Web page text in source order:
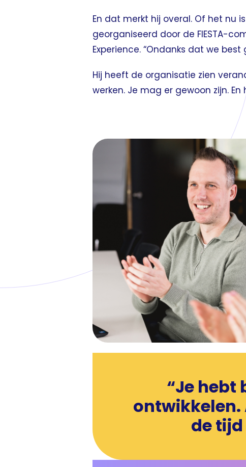
En dat merkt hij overal. Of het nu
georganiseerd door de FIESTA-
Experience. “Ondanks dat we
Hij heeft de organisatie zien
werken. Je mag er gewoon zijn.
“Je hebt
ontwikkelen.
de